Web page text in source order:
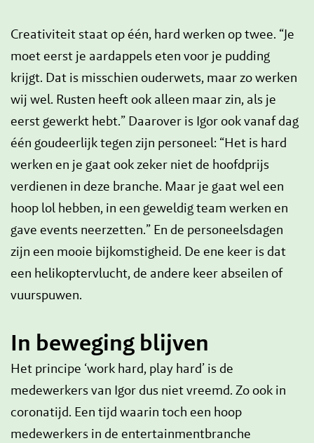
Creativiteit staat op één, hard werken op twee. “Je
moet eerst je aardappels eten voor je pudding
krijgt. Dat is misschien ouderwets, maar zo werken
wij wel. Rusten heeft ook alleen maar zin, als je
eerst gewerkt hebt.” Daarover is Igor ook vanaf dag
één goudeerlijk tegen zijn personeel: “Het is hard
werken en je gaat ook zeker niet de hoofdprijs
verdienen in deze branche. Maar je gaat wel een
hoop lol hebben, in een geweldig team werken en
gave events neerzetten.” En de personeelsdagen
zijn een mooie bijkomstigheid. De ene keer is dat
een helikoptervlucht, de andere keer abseilen of
vuurspuwen.
In beweging blijven
Het principe ‘work hard, play hard’ is de
medewerkers van Igor dus niet vreemd. Zo ook in
coronatijd. Een tijd waarin toch een hoop
medewerkers in de entertainmentbranche